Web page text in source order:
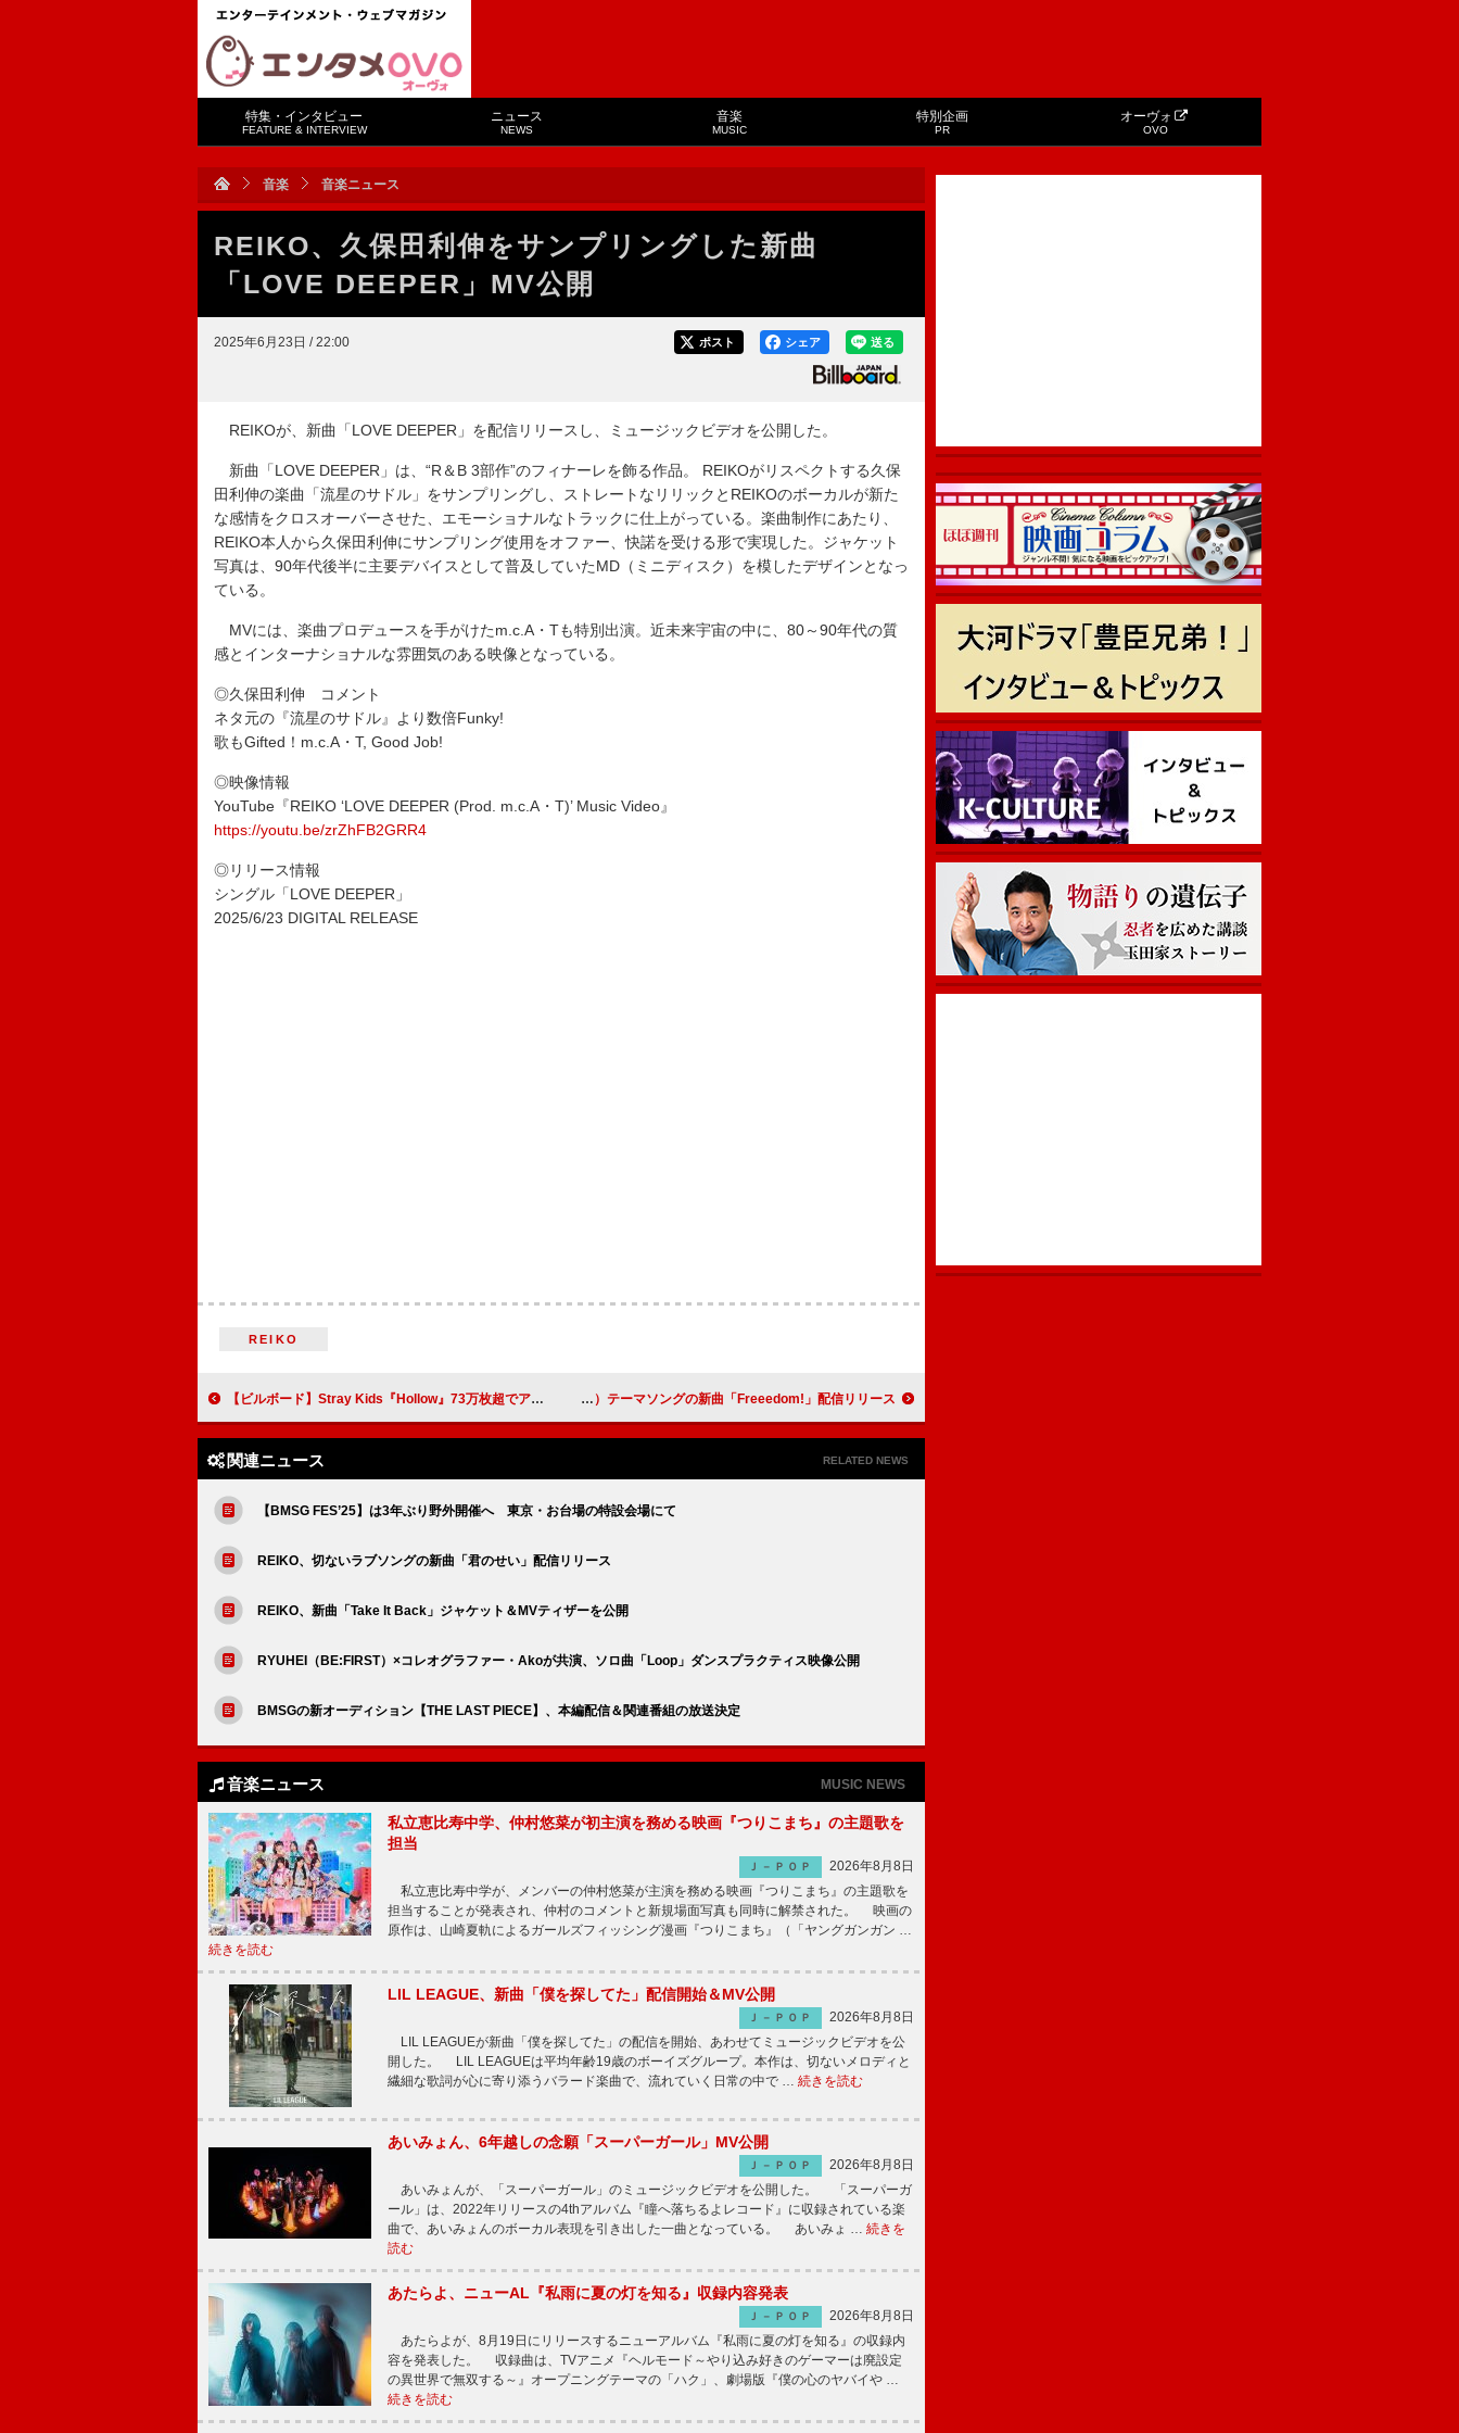
特集・インタビュー
FEATURE & INTERVIEW
ニュース
NEWS
音楽
MUSIC
特別企画
PR
オーヴォ
OVO
音楽 音楽ニュース
REIKO、久保田利伸をサンプリングした新曲
「LOVE DEEPER」MV公開
2025年6月23日 / 22:00 送る
シェア
ポスト
REIKOが、新曲「LOVE DEEPER」を配信リリースし、ミュージックビデオを公開した。
新曲「LOVE DEEPER」は、“R＆B 3部作”のフィナーレを飾る作品。 REIKOがリスペクトする久保
田利伸の楽曲「流星のサドル」をサンプリングし、ストレートなリリックとREIKOのボーカルが新た
な感情をクロスオーバーさせた、エモーショナルなトラックに仕上がっている。楽曲制作にあたり、
REIKO本人から久保田利伸にサンプリング使用をオファー、快諾を受ける形で実現した。ジャケット
写真は、90年代後半に主要デバイスとして普及していたMD（ミニディスク）を模したデザインとなっ
ている。
MVには、楽曲プロデュースを手がけたm.c.A・Tも特別出演。近未来宇宙の中に、80～90年代の質
感とインターナショナルな雰囲気のある映像となっている。
◎久保田利伸 コメント
ネタ元の『流星のサドル』より数倍Funky!
歌もGifted！m.c.A・T, Good Job!
◎映像情報
YouTube『REIKO ‘LOVE DEEPER (Prod. m.c.A・T)’ Music Video』
https://youtu.be/zrZhFB2GRR4
◎リリース情報
シングル「LOVE DEEPER」
2025/6/23 DIGITAL RELEASE
REIKO
【ビルボード】Stray Kids『Hollow』73万枚超でアルバム・セールス首位、今年度2位の初週売上成績に トンボコープ、DCC（全国高等学校ダンス部選手権）テーマソングの新曲「Freeedom!」配信リリース
関連ニュース RELATED NEWS
【BMSG FES’25】は3年ぶり野外開催へ 東京・お台場の特設会場にて
REIKO、切ないラブソングの新曲「君のせい」配信リリース
REIKO、新曲「Take It Back」ジャケット＆MVティザーを公開
RYUHEI（BE:FIRST）×コレオグラファー・Akoが共演、ソロ曲「Loop」ダンスプラクティス映像公開
BMSGの新オーディション【THE LAST PIECE】、本編配信＆関連番組の放送決定
音楽ニュース MUSIC NEWS
私立恵比寿中学、仲村悠菜が初主演を務める映画『つりこまち』の主題歌を
担当
Ｊ－ＰＯＰ
2026年8月8日
私立恵比寿中学が、メンバーの仲村悠菜が主演を務める映画『つりこまち』の主題歌を
担当することが発表され、仲村のコメントと新規場面写真も同時に解禁された。 映画の
原作は、山崎夏軌によるガールズフィッシング漫画『つりこまち』（「ヤングガンガン …
続きを読む
LIL LEAGUE、新曲「僕を探してた」配信開始＆MV公開
Ｊ－ＰＯＰ
2026年8月8日
LIL LEAGUEが新曲「僕を探してた」の配信を開始、あわせてミュージックビデオを公
開した。 LIL LEAGUEは平均年齢19歳のボーイズグループ。本作は、切ないメロディと
繊細な歌詞が心に寄り添うバラード楽曲で、流れていく日常の中で … 続きを読む
あいみょん、6年越しの念願「スーパーガール」MV公開
Ｊ－ＰＯＰ
2026年8月8日
あいみょんが、「スーパーガール」のミュージックビデオを公開した。 「スーパーガ
ール」は、2022年リリースの4thアルバム『瞳へ落ちるよレコード』に収録されている楽
曲で、あいみょんのボーカル表現を引き出した一曲となっている。 あいみょ … 続きを
読む
あたらよ、ニューAL『私雨に夏の灯を知る』収録内容発表
Ｊ－ＰＯＰ
2026年8月8日
あたらよが、8月19日にリリースするニューアルバム『私雨に夏の灯を知る』の収録内
容を発表した。 収録曲は、TVアニメ『ヘルモード～やり込み好きのゲーマーは廃設定
の異世界で無双する～』オープニングテーマの「ハク」、劇場版『僕の心のヤバイや …
続きを読む